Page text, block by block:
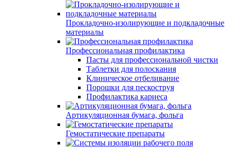
Прокладочно-изолирующие и подкладочные
материалы
Профессиональная профилактика
Пасты для профессиональной чистки
Таблетки для полоскания
Клиническое отбеливание
Порошки для пескоструя
Профилактика кариеса
Артикуляционная бумага, фольга
Гемостатические препараты